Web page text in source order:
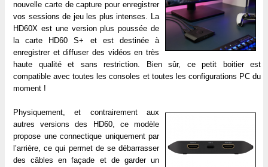
nouvelle carte de capture pour enregistrer
vos sessions de jeu les plus intenses. La
HD60X est une version plus poussée de
la carte HD60 S+ et est destinée à
enregistrer et diffuser des vidéos en très
haute qualité et sans restriction. Bien sûr, ce petit boitier est
compatible avec toutes les consoles et toutes les configurations PC du
moment !
Physiquement, et contrairement aux
autres versions des HD60, ce modèle
propose une connectique uniquement par
l’arrière, ce qui permet de se débarrasser
des câbles en façade et de garder un